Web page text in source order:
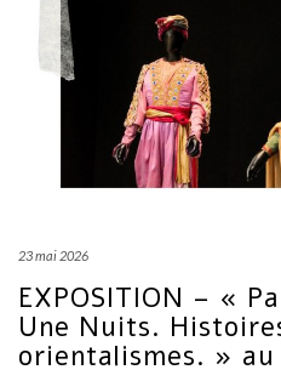
23 mai 2026
EXPOSITION – «
Une Nuits.
orientalismes. »